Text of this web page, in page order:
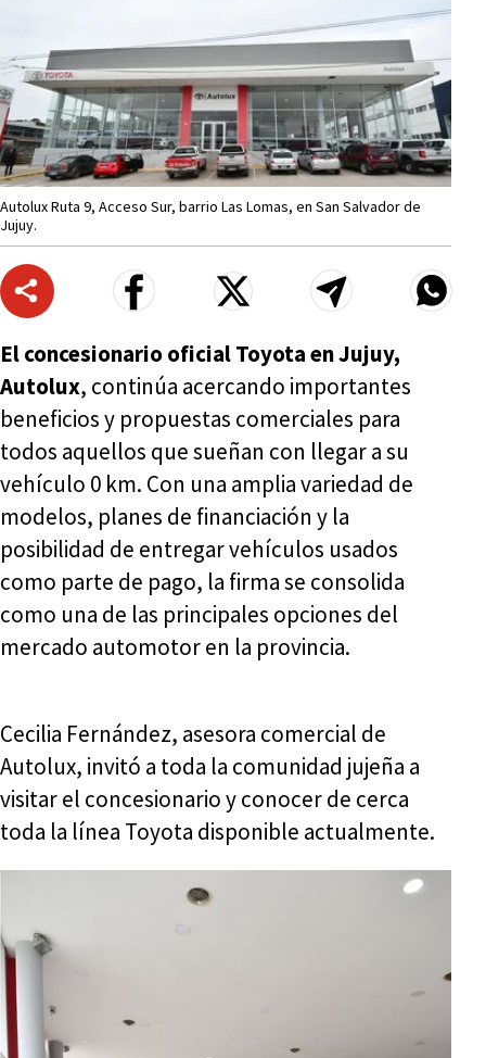
Autolux Ruta 9, Acceso Sur, barrio Las Lomas, en San Salvador de
Jujuy.
El concesionario oficial Toyota en Jujuy,
Autolux, continúa acercando importantes
beneficios y propuestas comerciales para
todos aquellos que sueñan con llegar a su
vehículo 0 km. Con una amplia variedad de
modelos, planes de financiación y la
posibilidad de entregar vehículos usados
como parte de pago, la firma se consolida
como una de las principales opciones del
mercado automotor en la provincia.
Cecilia Fernández, asesora comercial de
Autolux, invitó a toda la comunidad jujeña a
visitar el concesionario y conocer de cerca
toda la línea Toyota disponible actualmente.